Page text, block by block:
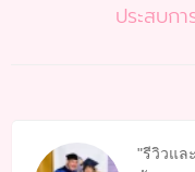
ประสบก
รีวิวแล